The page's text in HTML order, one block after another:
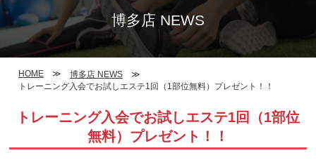
博多店 NEWS
HOME
博多店 NEWS
トレーニング入会でお試しエステ1回（1部位無料）プレゼント！！
トレーニング入会でお試しエステ1回（1部位
無料）プレゼント！！